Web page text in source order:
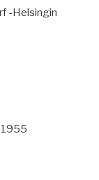
-Helsingin